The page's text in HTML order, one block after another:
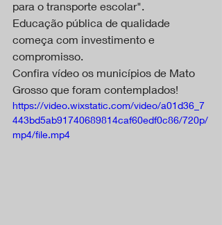
para o transporte escolar".
Educação pública de qualidade
começa com investimento e
compromisso.
Confira vídeo os municípios de Mato
Grosso que foram contemplados!
https://video.wixstatic.com/video/a01d36_7
443bd5ab91740689814caf60edf0c86/720p/
mp4/file.mp4